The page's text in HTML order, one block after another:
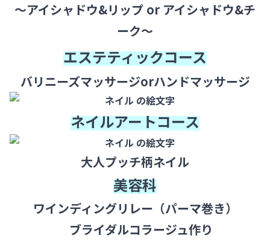
～アイシャドウ&リップ or アイシャドウ&チ
ーク～
エステティックコース
バリニーズマッサージorハンドマッサージ
ネイルアートコース
大人プッチ柄ネイル
美容科
ワインディングリレー（パーマ巻き）
ブライダルコラージュ作り